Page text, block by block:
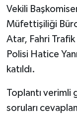
Vekili
Müfettişiliği
Atar, Fahri
Polisi Hatice
katıldı.
Toplantı
soruları